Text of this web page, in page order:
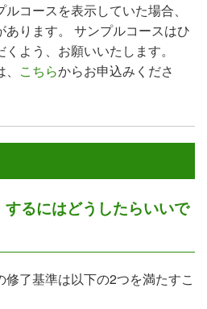
コースを表示していた場合、
あります。 サンプルコースはひ
よう、お願いいたします。
こちらからお申込みくださ
るにはどうしたらいいで
修了基準は以下の2つを満たすこ